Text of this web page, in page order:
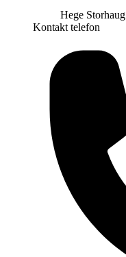
Hege Storhaug
Kontakt telefon